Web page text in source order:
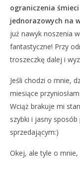
ograniczenia
jednorazowych na
już nawyk noszenia
fantastyczne! Przy
troszeczkę dalej i
Jeśli chodzi o mnie,
miesiące
Wciąż brakuje mi
szybki i jasny
sprzedającym:)
Okej, ale tyle o